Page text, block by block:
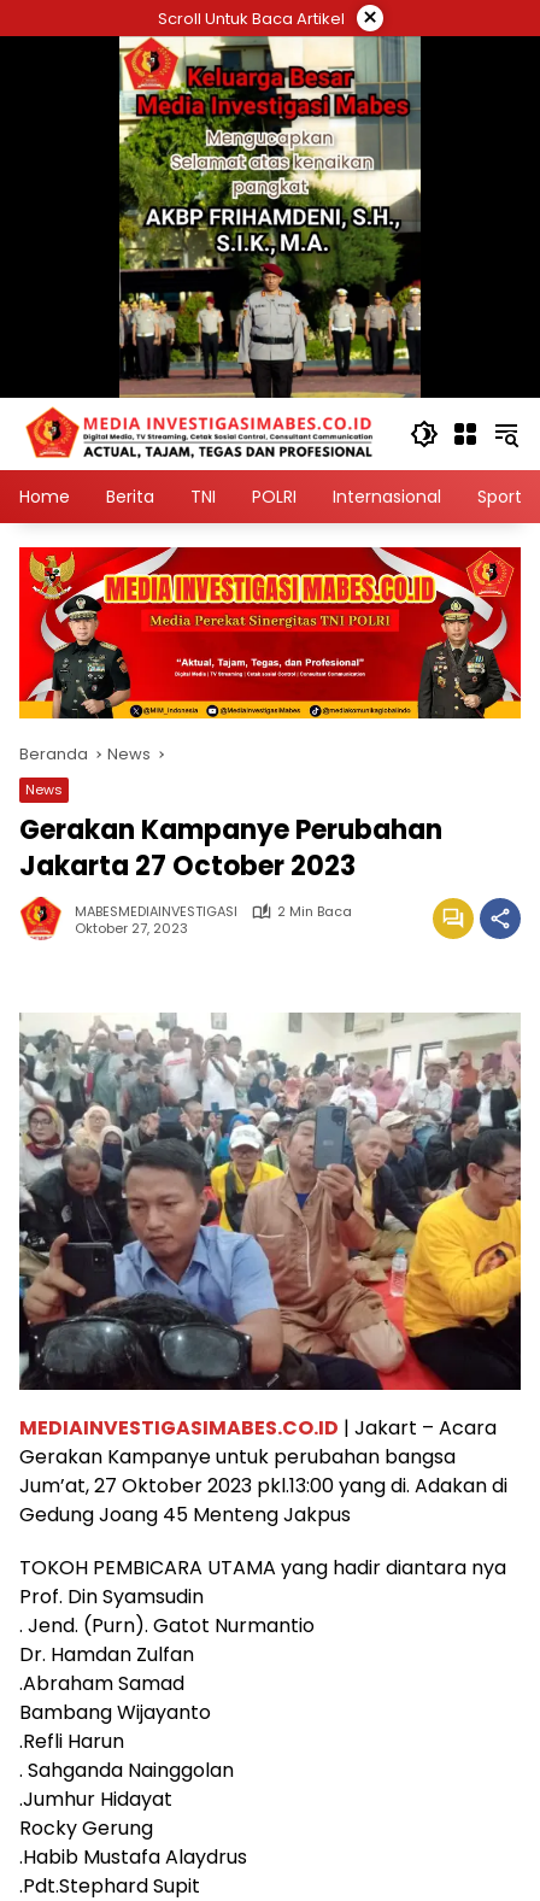
ke
Scroll Untuk Baca Artikel ×
Home Berita TNI POLRI Internasional Sport
Beranda News
News
Gerakan Kampanye Perubahan
Jakarta 27 October 2023
MABESMEDIAINVESTIGASI
2 Min Baca
Oktober 27, 2023
MEDIAINVESTIGASIMABES.CO.ID | Jakart – Acara
Gerakan Kampanye untuk perubahan bangsa
Jum’at, 27 Oktober 2023 pkl.13:00 yang di. Adakan di
Gedung Joang 45 Menteng Jakpus
TOKOH PEMBICARA UTAMA yang hadir diantara nya
Prof. Din Syamsudin
. Jend. (Purn). Gatot Nurmantio
Dr. Hamdan Zulfan
.Abraham Samad
Bambang Wijayanto
.Refli Harun
. Sahganda Nainggolan
.Jumhur Hidayat
Rocky Gerung
.Habib Mustafa Alaydrus
.Pdt.Stephard Supit